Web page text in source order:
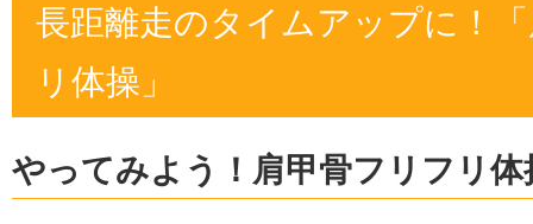
長距離走のタイムアップに！
リ体操」
やってみよう！肩甲骨フリフリ体